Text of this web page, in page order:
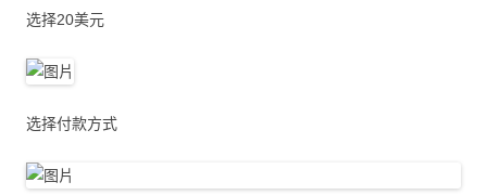
选择20美元
选择付款方式